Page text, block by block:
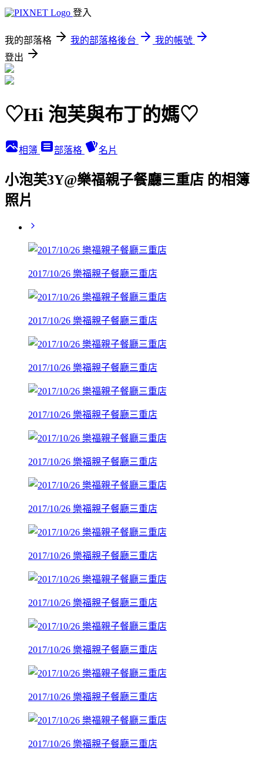
登入
我的部落格 我的部落格後台
我的帳號
登出
♡Hi 泡芙與布丁的媽♡
相簿 部落格 名片
小泡芙3Y@樂福親子餐廳三重店 的相簿
照片
2017/10/26 樂福親子餐廳三重店
2017/10/26 樂福親子餐廳三重店
2017/10/26 樂福親子餐廳三重店
2017/10/26 樂福親子餐廳三重店
2017/10/26 樂福親子餐廳三重店
2017/10/26 樂福親子餐廳三重店
2017/10/26 樂福親子餐廳三重店
2017/10/26 樂福親子餐廳三重店
2017/10/26 樂福親子餐廳三重店
2017/10/26 樂福親子餐廳三重店
2017/10/26 樂福親子餐廳三重店